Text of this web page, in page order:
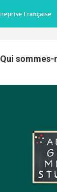
Qui sommes-